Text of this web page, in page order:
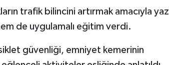
trafik bilincini artırmak amacıyla yaz
de uygulamalı eğitim verdi.
güvenliği, emniyet kemerinin